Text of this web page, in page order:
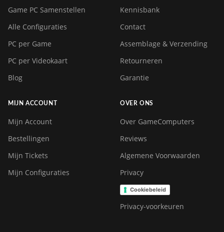
Game PC Samenstellen
Alle Configuraties
PC per Game
PC per Videokaart
Blog
Kennisbank
Contact
Assemblage & Verzending
Retourneren
Garantie
MIJN ACCOUNT
Mijn Account
Bestellingen
Mijn Tickets
Mijn Configuraties
OVER ONS
Over GameComputers
Reviews
Algemene Voorwaarden
Privacy
Cookiebeleid
Privacy-voorkeuren